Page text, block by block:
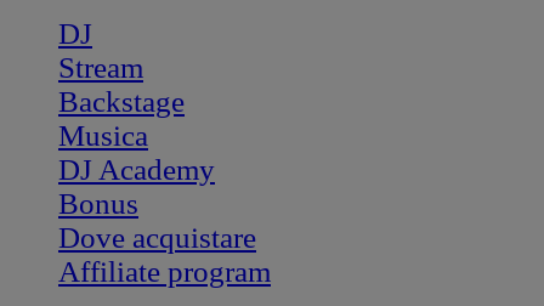
DJ
Stream
Backstage
Musica
DJ Academy
Bonus
Dove acquistare
Affiliate program